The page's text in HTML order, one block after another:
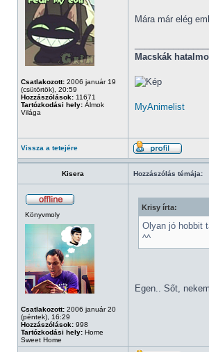
Csatlakozott: 2006 január 19
(csütörtök), 20:59
Hozzászólások: 11671
Tartózkodási hely: Álmok
Világa
Mára már elég
Macskák
MyAnimelist
Vissza a tetejére
Kisera Hozzászólás témája:
Könyvmoly
Csatlakozott: 2006 január 20
(péntek), 16:29
Hozzászólások: 998
Tartózkodási hely: Home
Sweet Home
Krisy írta:
Olyan jó hobbit
^^
Egen.. Sőt,